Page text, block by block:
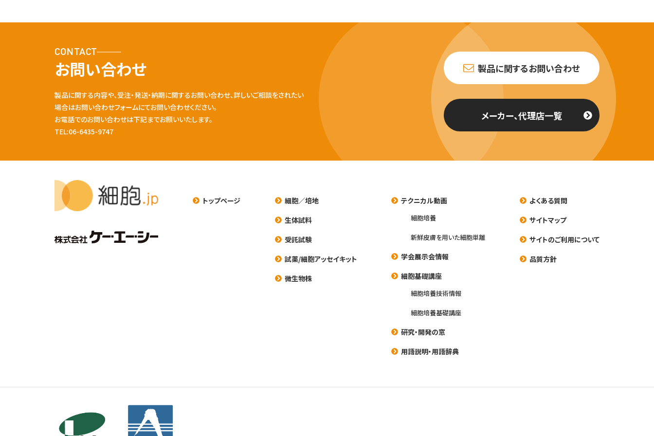
CONTACT
お問い合わせ
製品に関する内容や、受注・発送・納期に関するお問い合わせ、詳しいご相談をされたい
場合はお問い合わせフォームにてお問い合わせください。
お電話でのお問い合わせは下記までお願いいたします。
TEL:06-6435-9747
製品に関するお問い合わせ
メーカー、代理店一覧
トップページ
細胞／培地
生体試料
受託試験
試薬/細胞アッセイキット
微生物株
テクニカル動画
細胞培養
新鮮皮膚を用いた細胞単離
学会展示会情報
細胞基礎講座
細胞培養技術情報
細胞培養基礎講座
研究・開発の窓
用語説明・用語辞典
よくある質問
サイトマップ
サイトのご利用について
品質方針